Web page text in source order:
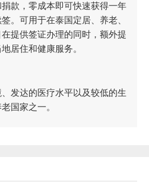
款，零成本即可快速获得一年
。可用于在泰国定居、养老、
提供签证办理的同时，额外提
居住和健康服务。
发达的医疗水平以及较低的生
国家之一。